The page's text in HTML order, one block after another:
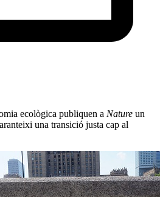
ecològica publiquen a Nature un
una transició justa cap al